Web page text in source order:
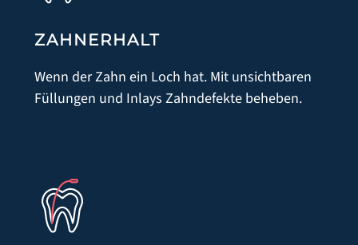
ZAHNERHALT
Wenn der Zahn ein Loch hat. Mit unsichtbaren
Füllungen und Inlays Zahndefekte beheben.